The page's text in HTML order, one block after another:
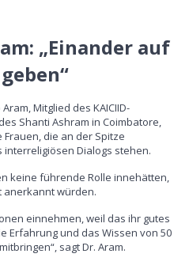
„Einander auf
Mitglied des KAICIID-
Shanti Ashram in Coimbatore,
die an der Spitze
Dialogs stehen.
keine führende Rolle innehätten,
anerkannt würden.
einnehmen, weil das ihr gutes
Erfahrung und das Wissen von 50
sagt Dr. Aram.